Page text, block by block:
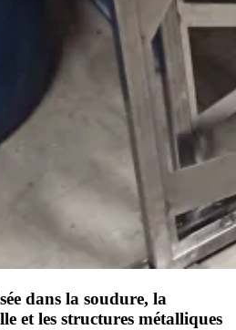
dans la soudure, la
et les structures métalliques